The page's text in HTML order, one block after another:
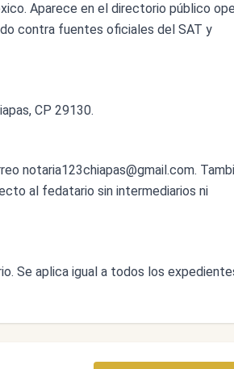
Aparece en el directorio público
contra fuentes oficiales del SAT y
CP 29130.
notaria123chiapas@gmail.com.
al fedatario sin intermediarios ni
Se aplica igual a todos los